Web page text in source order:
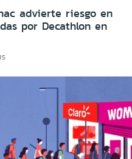
advierte riesgo en
por Decathlon en